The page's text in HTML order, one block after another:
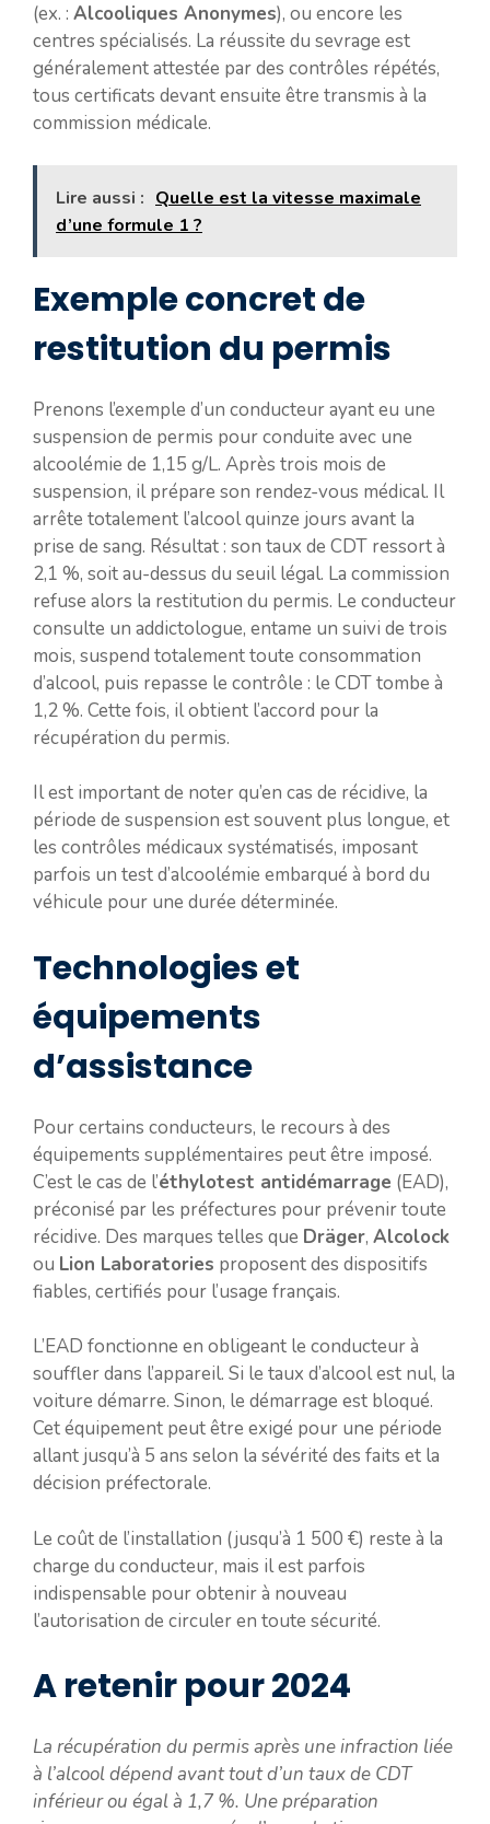
(ex. : Alcooliques Anonymes), ou encore les
centres spécialisés. La réussite du sevrage est
généralement attestée par des contrôles répétés,
tous certificats devant ensuite être transmis à la
commission médicale.
Lire aussi : Quelle est la vitesse maximale
d’une formule 1 ?
Exemple concret de
restitution du permis
Prenons l’exemple d’un conducteur ayant eu une
suspension de permis pour conduite avec une
alcoolémie de 1,15 g/L. Après trois mois de
suspension, il prépare son rendez-vous médical. Il
arrête totalement l’alcool quinze jours avant la
prise de sang. Résultat : son taux de CDT ressort à
2,1 %, soit au-dessus du seuil légal. La commission
refuse alors la restitution du permis. Le conducteur
consulte un addictologue, entame un suivi de trois
mois, suspend totalement toute consommation
d’alcool, puis repasse le contrôle : le CDT tombe à
1,2 %. Cette fois, il obtient l’accord pour la
récupération du permis.
Il est important de noter qu’en cas de récidive, la
période de suspension est souvent plus longue, et
les contrôles médicaux systématisés, imposant
parfois un test d’alcoolémie embarqué à bord du
véhicule pour une durée déterminée.
Technologies et
équipements
d’assistance
Pour certains conducteurs, le recours à des
équipements supplémentaires peut être imposé.
C’est le cas de l’éthylotest antidémarrage (EAD),
préconisé par les préfectures pour prévenir toute
récidive. Des marques telles que Dräger, Alcolock
ou Lion Laboratories proposent des dispositifs
fiables, certifiés pour l’usage français.
L’EAD fonctionne en obligeant le conducteur à
souffler dans l’appareil. Si le taux d’alcool est nul, la
voiture démarre. Sinon, le démarrage est bloqué.
Cet équipement peut être exigé pour une période
allant jusqu’à 5 ans selon la sévérité des faits et la
décision préfectorale.
Le coût de l’installation (jusqu’à 1 500 €) reste à la
charge du conducteur, mais il est parfois
indispensable pour obtenir à nouveau
l’autorisation de circuler en toute sécurité.
A retenir pour 2024
La récupération du permis après une infraction liée
à l’alcool dépend avant tout d’un taux de CDT
inférieur ou égal à 1,7 %. Une préparation